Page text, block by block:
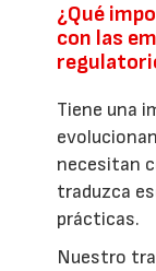
¿Qué
con las
Tiene una
necesitan
traduzca
prácticas.
Nuestro